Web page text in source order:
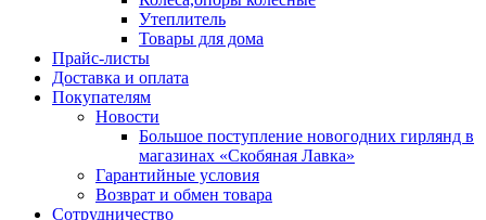
Утеплитель
Товары для дома
Прайс-листы
Доставка и оплата
Покупателям
Новости
Большое поступление новогодних гирлянд в
магазинах «Скобяная Лавка»
Гарантийные условия
Возврат и обмен товара
Сотрудничество